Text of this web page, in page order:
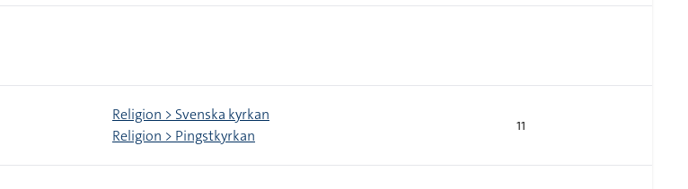
Religion > Svenska kyrkan
Religion > Pingstkyrkan
11